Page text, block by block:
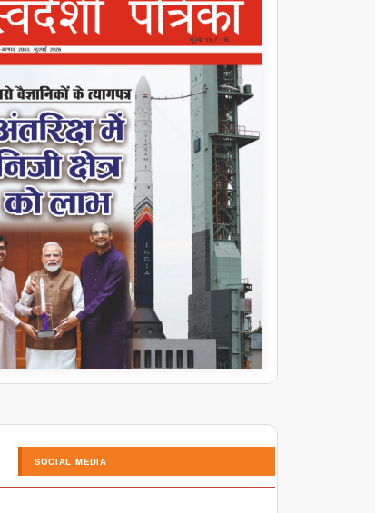
SOCIAL MEDIA